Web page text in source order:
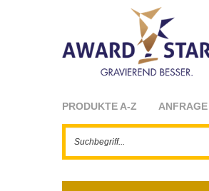
PRODUKTE A-Z ANFRAGE